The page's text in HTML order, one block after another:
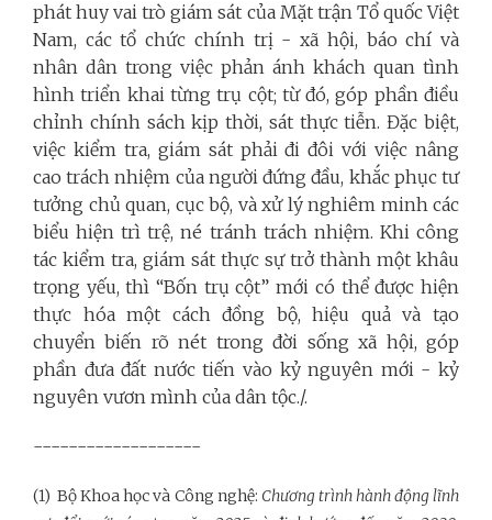
phát huy vai trò giám sát của Mặt trận Tổ quốc Việt
Nam, các tổ chức chính trị - xã hội, báo chí và
nhân dân trong việc phản ánh khách quan tình
hình triển khai từng trụ cột; từ đó, góp phần điều
chỉnh chính sách kịp thời, sát thực tiễn. Đặc biệt,
việc kiểm tra, giám sát phải đi đôi với việc nâng
cao trách nhiệm của người đứng đầu, khắc phục tư
tưởng chủ quan, cục bộ, và xử lý nghiêm minh các
biểu hiện trì trệ, né tránh trách nhiệm. Khi công
tác kiểm tra, giám sát thực sự trở thành một khâu
trọng yếu, thì “Bốn trụ cột” mới có thể được hiện
thực hóa một cách đồng bộ, hiệu quả và tạo
chuyển biến rõ nét trong đời sống xã hội, góp
phần đưa đất nước tiến vào kỷ nguyên mới - kỷ
nguyên vươn mình của dân tộc./.
-------------------
(1) Bộ Khoa học và Công nghệ: Chương trình hành động lĩnh